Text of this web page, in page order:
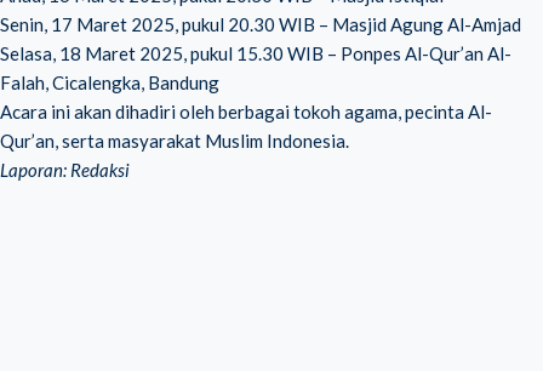
Senin, 17 Maret 2025, pukul 20.30 WIB – Masjid Agung Al-Amjad
Selasa, 18 Maret 2025, pukul 15.30 WIB – Ponpes Al-Qur’an Al-
Falah, Cicalengka, Bandung
Acara ini akan dihadiri oleh berbagai tokoh agama, pecinta Al-
Qur’an, serta masyarakat Muslim Indonesia.
Laporan: Redaksi